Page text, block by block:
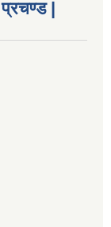
प्रचण्ड |